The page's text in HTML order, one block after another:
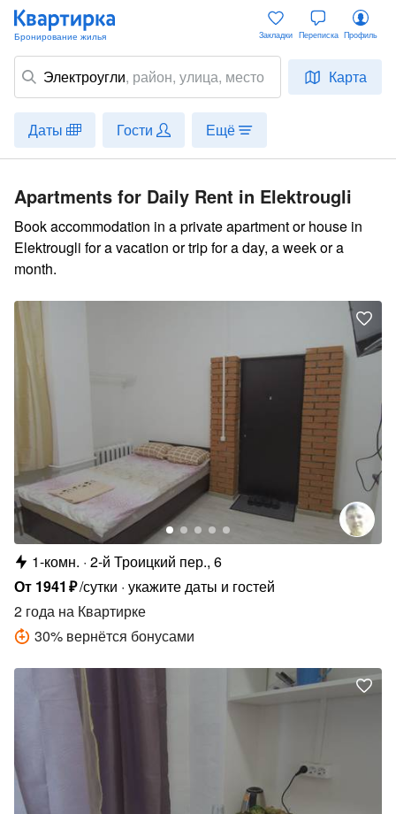
Электроугли, район, улица, место Карта
Закладки Переписка Профиль
Даты Гости Ещё
Apartments for Daily Rent in Elektrougli
Book accommodation in a private apartment or house in
Elektrougli for a vacation or trip for a day, a week or a
month.
1-комн. 2-й Троицкий пер., 6
От 1941 ₽/сутки укажите даты и гостей
2 года на Квартирке
30% вернётся бонусами